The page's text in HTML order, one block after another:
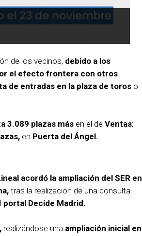
de los vecinos, debido a los
el efecto frontera con otros
de entradas en la plaza de toros o
3.089 plazas más en el de Ventas;
en Puerta del Ángel.
acordó la ampliación del SER en
tras la realización de una consulta
portal Decide Madrid.
realizándose una ampliación inicial en